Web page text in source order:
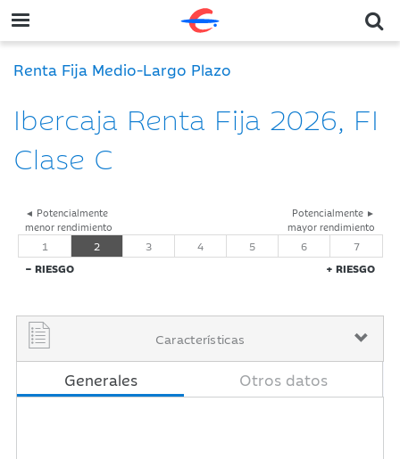
Renta Fija Medio-Largo Plazo
Ibercaja Renta Fija 2026, FI
Clase C
◄ Potencialmente
menor rendimiento
Potencialmente ►
mayor rendimiento
− RIESGO + RIESGO
1 2 3 4 5 6 7
Características
Generales Otros datos